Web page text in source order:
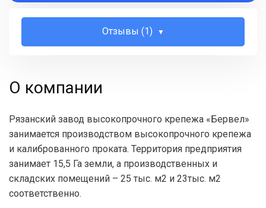
Отзывы (1)
О компании
Рязанский завод высокопрочного крепежа «Бервел»
занимается производством высокопрочного крепежа
и калиброванного проката. Территория предприятия
занимает 15,5 Га земли, а производственных и
складских помещений – 25 тыс. м2 и 23тыс. м2
соответственно.